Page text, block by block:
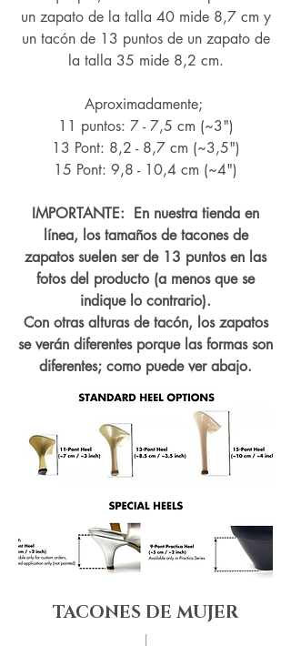
un zapato de la talla 40 mide 8,7 cm y
un tacón de 13 puntos de un zapato de
la talla 35 mide 8,2 cm.
Aproximadamente;
11 puntos: 7 - 7,5 cm (~3")
13 Pont: 8,2 - 8,7 cm (~3,5")
15 Pont: 9,8 - 10,4 cm (~4")
IMPORTANTE: En nuestra tienda en
línea, los tamaños de tacones de
zapatos suelen ser de 13 puntos en las
fotos del producto (a menos que se
indique lo contrario).
Con otras alturas de tacón, los zapatos
se verán diferentes porque las formas son
diferentes; como puede ver abajo.
TACONES DE MUJER